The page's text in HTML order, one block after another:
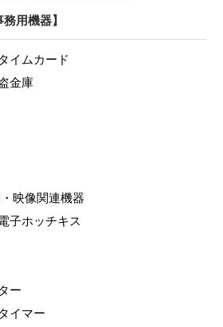
用機器】
イムカード
金庫
映像関連機器
子ホッチキス
ー
イマー